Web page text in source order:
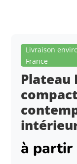
Livraison
France
Plateau
à partir